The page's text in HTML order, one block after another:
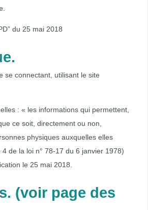
du 25 mai 2018
se connectant, utilisant le site
: « les informations qui permettent,
ce soit, directement ou non,
physiques auxquelles elles
4 de la loi n° 78-17 du 6 janvier 1978)
le 25 mai 2018.
(voir page des